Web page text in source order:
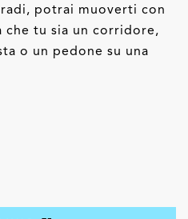
potrai muoverti con
che tu sia un corridore,
o un pedone su una